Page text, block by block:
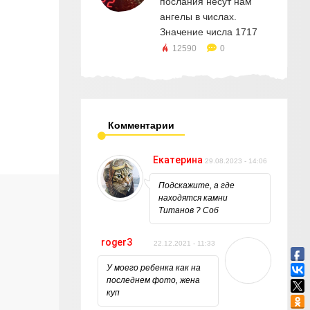
ангелы в числах.
Значение числа 1717
12590 0
Комментарии
Екатерина 29.08.2023 - 14:06
Подскажите, а где
находятся камни
Титанов ? Соб
roger3 22.12.2021 - 11:33
У моего ребенка как на
последнем фото, жена
куп